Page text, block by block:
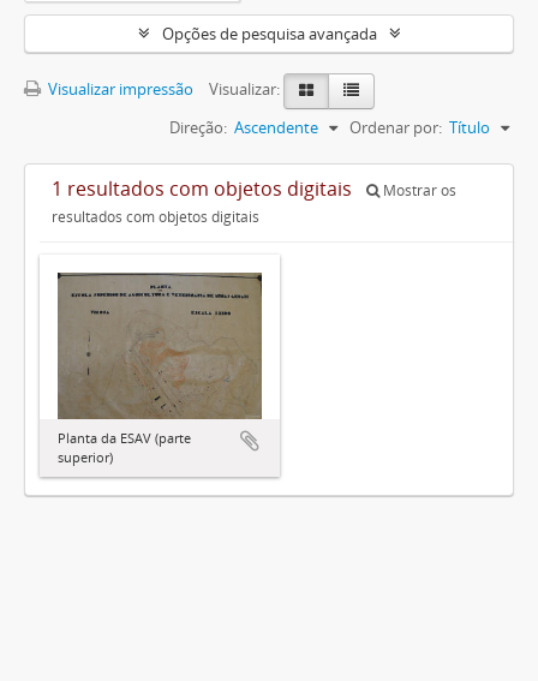
Opções de pesquisa avançada
Visualizar impressão
Visualizar:
Ordenar por: Título
Direção: Ascendente
1 resultados com objetos digitais
Mostrar os
resultados com objetos digitais
Planta da ESAV (parte
superior)